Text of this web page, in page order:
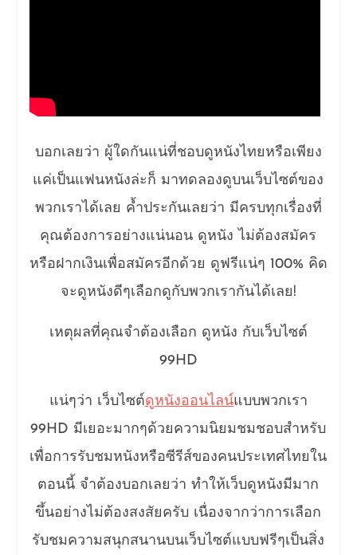
บอกเลยว่า ผู้ใดกันแน่ที่ชอบดูหนังไทยหรือเพียง
แค่เป็นแฟนหนังล่ะก็ มาทดลองดูบนเว็บไซต์ของ
พวกเราได้เลย ค้ำประกันเลยว่า มีครบทุกเรื่องที่
คุณต้องการอย่างแน่นอน ดูหนัง ไม่ต้องสมัคร
หรือฝากเงินเพื่อสมัครอีกด้วย ดูฟรีแน่ๆ 100% คิด
จะดูหนังดีๆเลือกดูกับพวกเรากันได้เลย!
เหตุผลที่คุณจำต้องเลือก ดูหนัง กับเว็บไซต์
99HD
แน่ๆว่า เว็บไซต์ดูหนังออนไลน์แบบพวกเรา
99HD มีเยอะมากๆด้วยความนิยมชมชอบสำหรับ
เพื่อการรับชมหนังหรือซีรีส์ของคนประเทศไทยใน
ตอนนี้ จำต้องบอกเลยว่า ทำให้เว็บดูหนังมีมาก
ขึ้นอย่างไม่ต้องสงสัยครับ เนื่องจากว่าการเลือก
รับชมความสนุกสนานบนเว็บไซต์แบบฟรีๆเป็นสิ่ง